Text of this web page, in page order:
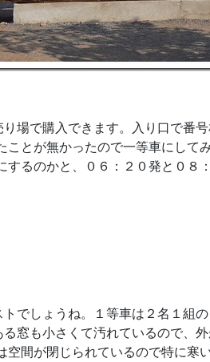
場で購入できます。入り口で番
とが無かったので一等車にし
るのかと、０６：２０発と０８
でしょうね。１等車は２名１組
窓も小さくて汚れているので、
間が閉じられているので特に